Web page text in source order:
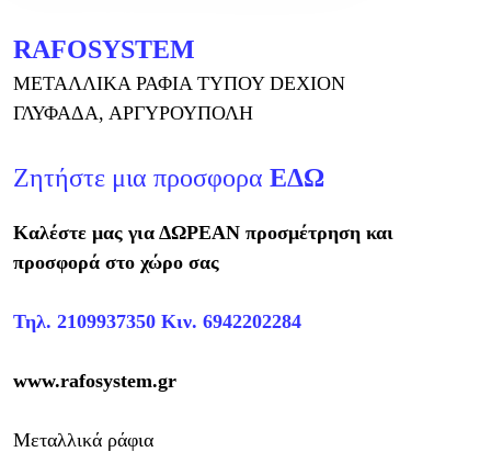
RAFOSYSTEM
ΜΕΤΑΛΛΙΚΑ ΡΑΦΙΑ ΤΥΠΟΥ DEXION
ΓΛΥΦΑΔΑ, ΑΡΓΥΡΟΥΠΟΛΗ
Ζητήστε μια προσφορα ΕΔΩ
Καλέστε μας για ΔΩΡΕΑΝ προσμέτρηση και
προσφορά στο χώρο σας
Τηλ. 2109937350 Κιν. 6942202284
www.rafosystem.gr
Μεταλλικά ράφια